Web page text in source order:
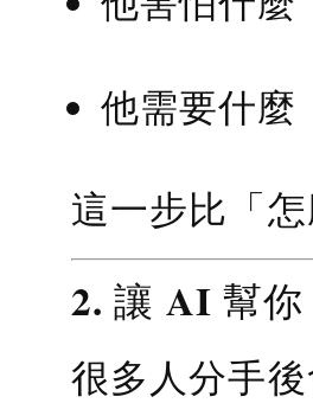
他需要什麼
這一步比「
2. 讓 AI 幫
很多人分手